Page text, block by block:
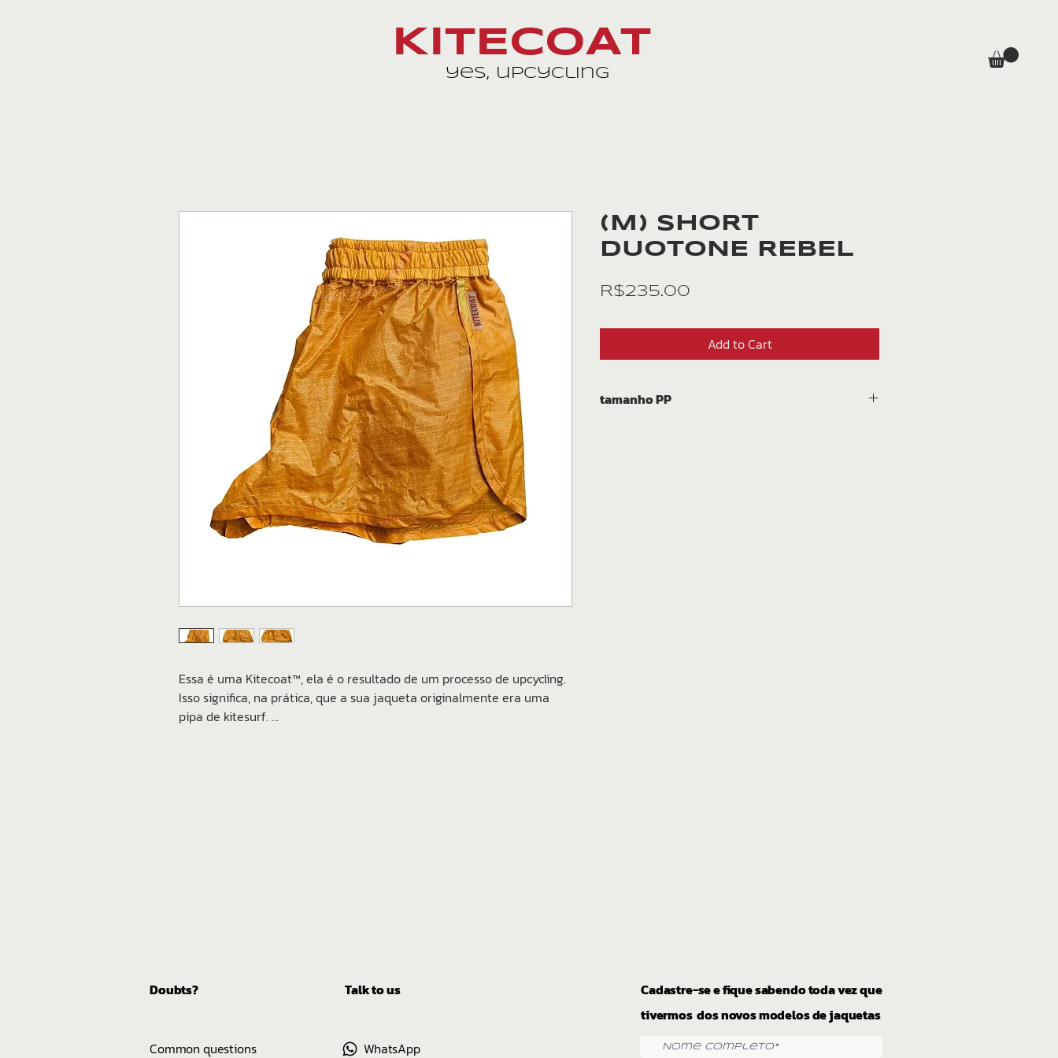
KITECOAT
yes, upcycling
Essa é uma Kitecoat™, ela é o resultado de um processo de upcycling.
Isso significa, na prática, que a sua jaqueta originalmente era uma
pipa de kitesurf. ...
(M) SHORT
DUOTONE REBEL
R$235.00
Add to Cart
tamanho PP
Doubts? Talk to us
Cadastre-se e fique sabendo toda vez que
tivermos dos novos modelos de jaquetas
Common questions
WhatsApp